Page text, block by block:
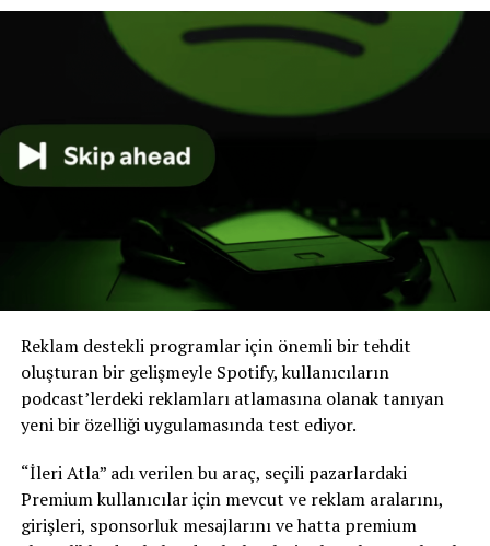
“Türkiye’de Podcast Endüstrisinin Eleştirel Ekonomi Politik
Perspektiften İncelenmesi: Sorunlar ve Fırsatlar” başlıklı
araştırmanın yürütücülüğünü İstanbul Üniversitesi İletişim
Fakültesi öğretim üyesi Prof. Dr. Fırat Tufan üstlendi.
TÜBİTAK 1001 – Bilimsel ve Teknolojik Araştırma
Projelerini Destekleme Programı kapsamında 224K952
proje numarasıyla desteklenen araştırmanın
yürütücülüğünü İstanbul Üniversitesi İletişim Fakültesi
öğretim üyesi Prof. Dr. Fırat Tufan üstlendi. Projede
Prof. Dr. Bilge Şenyüz, Doç. Dr. Ahsen Deniz Morva
Kablamacı, Dr. Öğr. Üyesi Ezel Türk ve Araş. Gör. Dr.
Yeşim Akmeraner Kökat araştırmacı olarak görev aldı.
Reklam destekli programlar için önemli bir tehdit
oluşturan bir gelişmeyle Spotify, kullanıcıların
podcast’lerdeki reklamları atlamasına olanak tanıyan
yeni bir özelliği uygulamasında test ediyor.
“İleri Atla” adı verilen bu araç, seçili pazarlardaki
Premium kullanıcılar için mevcut ve reklam aralarını,
girişleri, sponsorluk mesajlarını ve hatta premium